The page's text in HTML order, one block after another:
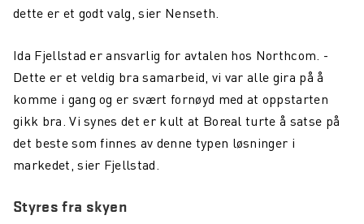
dette er et godt valg, sier Nenseth.
Ida Fjellstad er ansvarlig for avtalen hos Northcom. -
Dette er et veldig bra samarbeid, vi var alle gira på å
komme i gang og er svært fornøyd med at oppstarten
gikk bra. Vi synes det er kult at Boreal turte å satse på
det beste som finnes av denne typen løsninger i
markedet, sier Fjellstad.
Styres fra skyen